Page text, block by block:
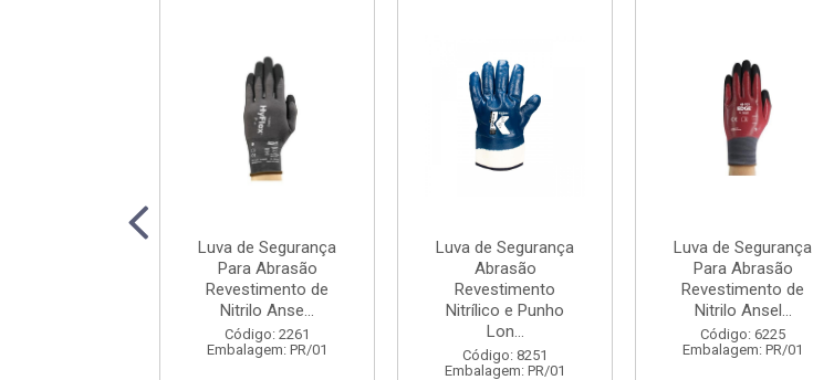
Luva de Segurança
Para Abrasão
Revestimento de
Nitrilo Anse...
Código: 2261
Embalagem: PR/01
Luva de Segurança
Abrasão
Revestimento
Nitrílico e Punho
Lon...
Código: 8251
Embalagem: PR/01
Luva de Segurança
Para Abrasão
Revestimento de
Nitrilo Ansel...
Código: 6225
Embalagem: PR/01